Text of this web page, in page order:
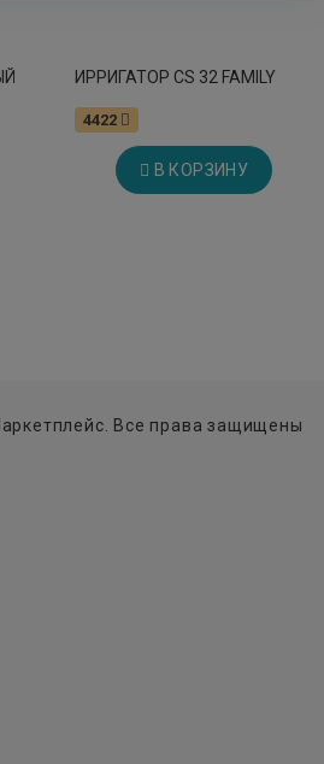
ИРРИГАТОР CS 32 FAMILY
4422
В КОРЗИНУ
Все права защищены